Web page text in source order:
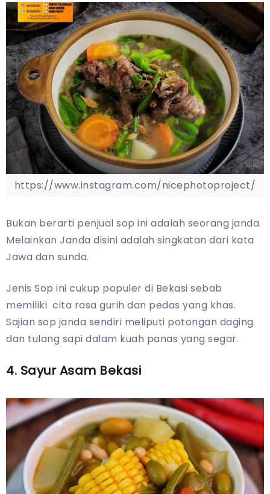
https://www.instagram.com/nicephotoproject/
Bukan berarti penjual sop ini adalah seorang janda.
Melainkan Janda disini adalah singkatan dari kata
Jawa dan sunda.
Jenis Sop ini cukup populer di Bekasi sebab
memiliki cita rasa gurih dan pedas yang khas.
Sajian sop janda sendiri meliputi potongan daging
dan tulang sapi dalam kuah panas yang segar.
4. Sayur Asam Bekasi